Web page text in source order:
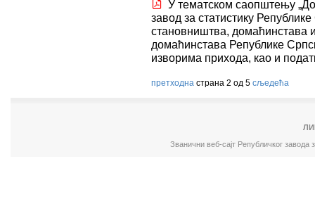
У тематском саопштењу
завод за статистику
становништва, домаћинстава
домаћинстава Републике
изворима прихода, као и
претходна страна 2 од 5 сљедећа
Званични веб-сајт Републичког